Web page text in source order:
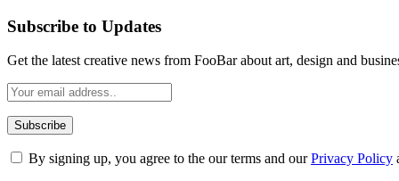
Subscribe to Updates
Get the latest creative news from FooBar about art, design and
By signing up, you agree to the our terms and ourPrivacy Policy